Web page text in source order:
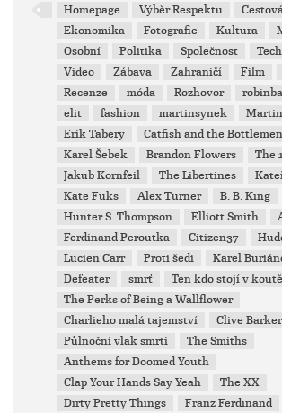
Homepage Výběr Respektu
Ekonomika
Fotografie Kultura
Osobní
Politika Společnost
Video
Zábava Zahraničí Film
Recenze
móda Rozhovor
elit
fashion martinsynek
Erik Tabery
Catfish and the Bottlemen
Karel Šebek
Brandon Flowers
The
Jakub Kornfeil
The Libertines
Kate Fuks
Alex Turner
B. B. King
Hunter S. Thompson
Elliott Smith
Ferdinand Peroutka
Citizen37
Lucien Carr
Proti šedi Karel
Defeater
smrť
Ten kdo stojí v koutě
The Perks of Being a Wallflower
Charlieho malá tajemství
Clive Barker
Půlnoční vlak smrti
The Smiths
Anthems for Doomed Youth
Clap Your Hands Say Yeah
The XX
Dirty Pretty Things
Franz Ferdinand